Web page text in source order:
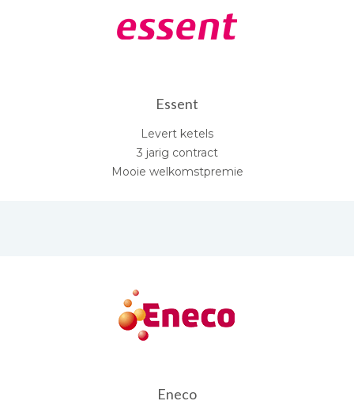
Essent
Levert ketels
3 jarig contract
Mooie welkomstpremie
Eneco